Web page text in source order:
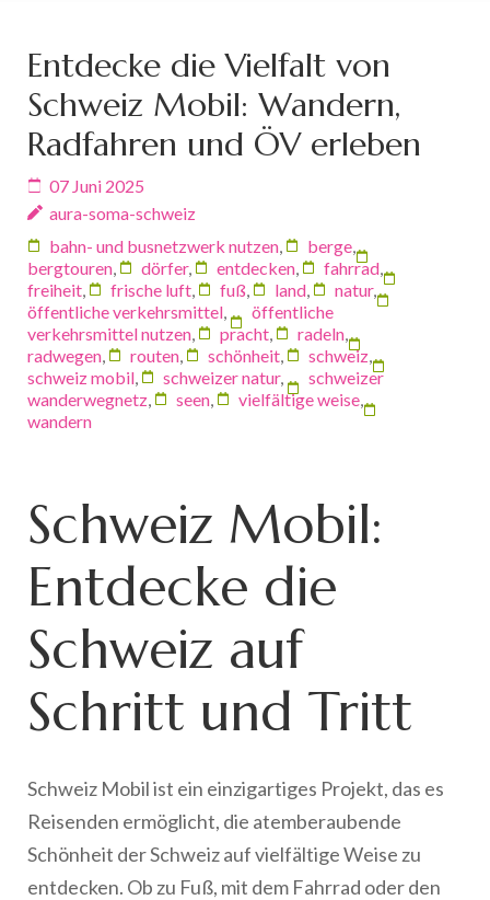
Entdecke die Vielfalt von
Schweiz Mobil: Wandern,
Radfahren und ÖV erleben
07 Juni 2025
aura-soma-schweiz
bahn- und busnetzwerk nutzen
berge
bergtouren
dörfer, entdecken fahrrad
freiheit
frische luft fuß land natur,
öffentliche verkehrsmittel
öffentliche
verkehrsmittel nutzen
pracht radeln
radwegen
routen schönheit schweiz
schweiz mobil
schweizer natur,
schweizer
wanderwegnetz
seen vielfältige weise
wandern
Schweiz Mobil:
Entdecke die
Schweiz auf
Schritt und Tritt
Schweiz Mobil ist ein einzigartiges Projekt, das es
Reisenden ermöglicht, die atemberaubende
Schönheit der Schweiz auf vielfältige Weise zu
entdecken. Ob zu Fuß, mit dem Fahrrad oder den